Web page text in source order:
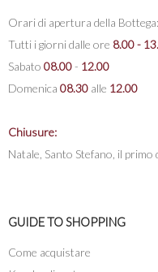
Orari di apertura della
Tutti i giorni dalle ore 8.00 -
Sabato 08.00- 12.00
Domenica 08.30 alle 12.00
Chiusure:
Natale, Santo Stefano, il primo
GUIDE TO SHOPPING
Come acquistare